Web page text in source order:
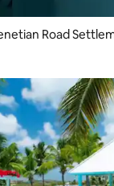
Road